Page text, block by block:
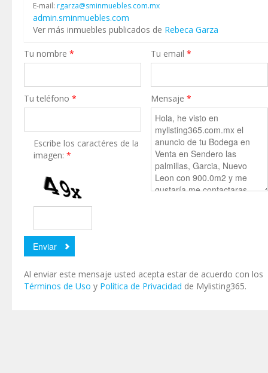
E-mail: rgarza@sminmuebles.com.mx
admin.sminmuebles.com
Ver más inmuebles publicados de Rebeca Garza
Tu nombre * Tu email*
Tu teléfono * Mensaje*
Escribe los caractéres de la
imagen:*
Al enviar este mensaje usted acepta estar de acuerdo con los
Términos de Uso y Política de Privacidad de Mylisting365.